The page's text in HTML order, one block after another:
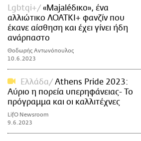
Lgbtqi+
«Majaléδικο», ένα
αλλιώτικο ΛΟΑΤΚΙ+ φανζίν που
έκανε αίσθηση και έχει γίνει ήδη
ανάρπαστο
Θοδωρής Αντωνόπουλος
10.6.2023
Ελλάδα
Athens Pride 2023:
Αύριο η πορεία υπερηφάνειας- Το
πρόγραμμα και οι καλλιτέχνες
LifO Newsroom
9.6.2023